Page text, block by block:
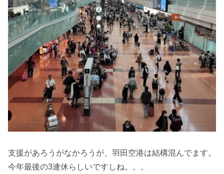
支援があろうがなかろうが、羽田空港は結構混んでます。
今年最後の3連休らしいですしね。。。